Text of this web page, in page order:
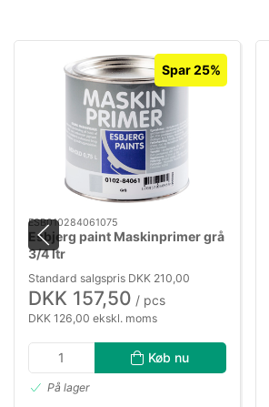
Spar 25%
ESB010284061075
Esbjerg paint Maskinprimer grå
3/4 ltr
Standard salgspris DKK 210,00
DKK 157,50 / pcs
DKK 126,00 ekskl. moms
Køb nu
På lager